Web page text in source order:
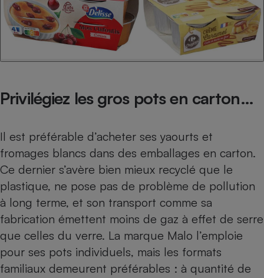
Privilégiez les gros pots en carton…
Il est préférable d’acheter ses yaourts et
fromages blancs dans des emballages en carton.
Ce dernier s’avère bien mieux recyclé que le
plastique, ne pose pas de problème de pollution
à long terme, et son transport comme sa
fabrication émettent moins de gaz à effet de serre
que celles du verre. La marque Malo l’emploie
pour ses pots individuels, mais les formats
familiaux demeurent préférables : à quantité de